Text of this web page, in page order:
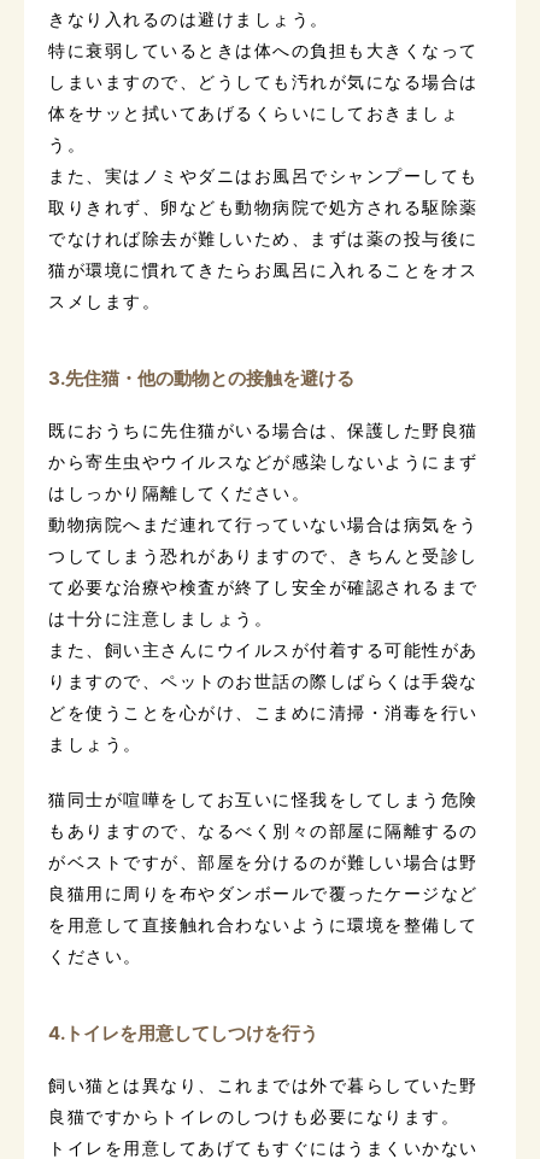
きなり入れるのは避けましょう。
特に衰弱しているときは体への負担も大きくなって
しまいますので、どうしても汚れが気になる場合は
体をサッと拭いてあげるくらいにしておきましょ
う。
また、実はノミやダニはお風呂でシャンプーしても
取りきれず、卵なども動物病院で処方される駆除薬
でなければ除去が難しいため、まずは薬の投与後に
猫が環境に慣れてきたらお風呂に入れることをオス
スメします。
3.先住猫・他の動物との接触を避ける
既におうちに先住猫がいる場合は、保護した野良猫
から寄生虫やウイルスなどが感染しないようにまず
はしっかり隔離してください。
動物病院へまだ連れて行っていない場合は病気をう
つしてしまう恐れがありますので、きちんと受診し
て必要な治療や検査が終了し安全が確認されるまで
は十分に注意しましょう。
また、飼い主さんにウイルスが付着する可能性があ
りますので、ペットのお世話の際しばらくは手袋な
どを使うことを心がけ、こまめに清掃・消毒を行い
ましょう。
猫同士が喧嘩をしてお互いに怪我をしてしまう危険
もありますので、なるべく別々の部屋に隔離するの
がベストですが、部屋を分けるのが難しい場合は野
良猫用に周りを布やダンボールで覆ったケージなど
を用意して直接触れ合わないように環境を整備して
ください。
4.トイレを用意してしつけを行う
飼い猫とは異なり、これまでは外で暮らしていた野
良猫ですからトイレのしつけも必要になります。
トイレを用意してあげてもすぐにはうまくいかない